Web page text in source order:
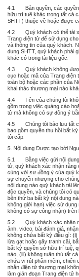
4.1 Bản quyền, các quyền
hữu trí tuệ khác trong tất cả
SHTT) thuộc về hoặc được
4.2 Quý khách có thể tải
Trang điện tử để sử dụng
và thông tin của quý khách.
dung SHTT, quý khách phải
khác có trong tài liệu gốc.
4.3 Quý khách không được
cục hoặc mã của Trang
toàn bộ hoặc các phần của
khai thác thương mại nào
4.4 Tên của chúng tôi
gồm trong việc quảng cáo
tử mà không có sự đồng ý
4.5 Chúng tôi bảo lưu tất cả
bao gồm quyền thu hồi bất
tôi cấp.
5. Nội dung Được tạo bởi
5.1 Bằng việc gửi nội dung
tử, quý khách xác nhận rằng
cùng với sự đồng ý của quý
sự chuyển nhượng cho
nội dung nào quý khách tải
độc quyền, và chúng tôi có
bên thứ ba bất kỳ nội dung
không giới hạn) việc sử dụng
không có sự công nhận) trên
5.2 Quý khách xác nhận
ảnh, video, bài đánh giá,
không chứa bất kỳ điều gì: (i)
lừa gạt hoặc gây tranh cãi,
bất kỳ quyền sở hữu trí tuệ,
nào, (iii) không tuân thủ tất
chứa vi rút phần mềm, chiến
nhắn điện tử thương mại
làm gián đoạn Trang điện tử